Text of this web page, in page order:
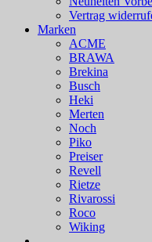
Vertrag
Marken
ACME
BRAWA
Brekina
Busch
Heki
Merten
Noch
Piko
Preiser
Revell
Rietze
Rivarossi
Roco
Wiking